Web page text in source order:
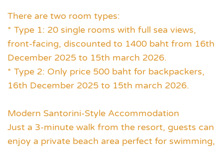
There are two room types:
* Type 1: 20 single rooms with full sea views,
front-facing, discounted to 1400 baht from 16th
December 2025 to 15th march 2026.
* Type 2: Only price 500 baht for backpackers,
16th December 2025 to 15th march 2026.
Modern Santorini-Style Accommodation
Just a 3-minute walk from the resort, guests can
enjoy a private beach area perfect for swimming,